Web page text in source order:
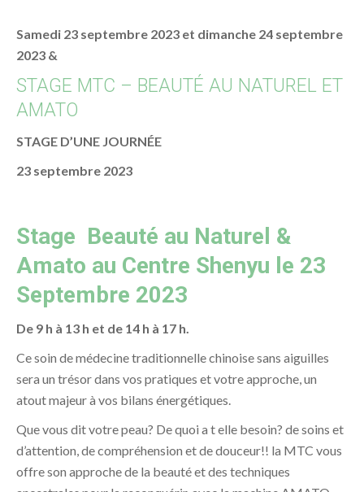
Samedi 23 septembre 2023 et dimanche 24 septembre
2023 &
STAGE MTC – BEAUTÉ AU NATUREL ET
AMATO
STAGE D’UNE JOURNÉE
23 septembre 2023
Stage Beauté au Naturel &
Amato au Centre Shenyu le 23
Septembre 2023
De 9 h à 13 h et de 14 h à 17 h.
Ce soin de médecine traditionnelle chinoise sans aiguilles
sera un trésor dans vos pratiques et votre approche, un
atout majeur à vos bilans énergétiques.
Que vous dit votre peau? De quoi a t elle besoin? de soins et
d’attention, de compréhension et de douceur!! la MTC vous
offre son approche de la beauté et des techniques